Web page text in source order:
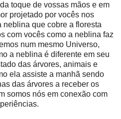
toque de vossas mãos e em
projetado por vocês nos
que cobre a floresta
com vocês como a neblina faz
num mesmo Universo,
a neblina é diferente em seu
das árvores, animais e
ela assiste a manhã sendo
das árvores a receber os
somos nós em conexão com